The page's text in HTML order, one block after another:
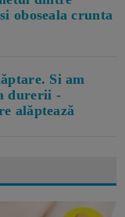
oboseala crunta
Si am
durerii -
alăptează